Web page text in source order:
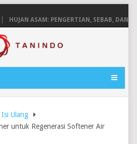
HUJAN ASAM: PENGERTIAN, SEBAB, DAN
Ulang
untuk Regenerasi Softener Air